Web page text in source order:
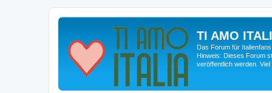
TI AMO
Das Forum für
Hinweis: Dieses Forum
veröffentlich werden.